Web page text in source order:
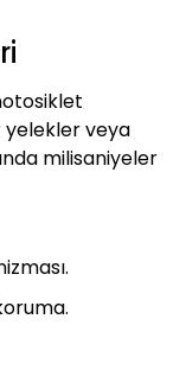
yelekler veya
milisaniyeler